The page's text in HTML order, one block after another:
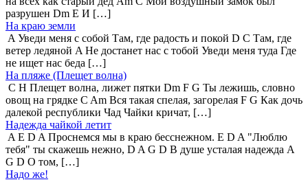
разрушен Dm E И […]
На краю земли
A Уведи меня с собой Там, где радость и покой D C Там, где
ветер ледяной A Не достанет нас с тобой Уведи меня туда Где
не ищет нас беда […]
На пляже (Плещет волна)
C H Плещет волна, лижет пятки Dm F G Ты лежишь, словно
овощ на грядке C Am Вся такая спелая, загорелая F G Как дочь
далекой республики Чад Чайки кричат, […]
Надежда чайкой летит
A E D A Проснемся мы в краю бесснежном. E D A "Люблю
тебя" ты скажешь нежно, D A G D В душе усталая надежда A
G D О том, […]
Надо же!